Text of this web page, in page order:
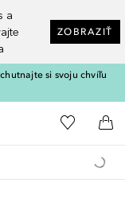
a
ZOBRAZIŤ
si svoju chvíľu
Do môjho
Do